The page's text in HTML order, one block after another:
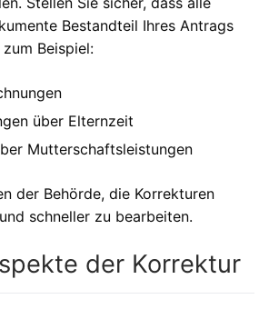
Bestandteil Ihres Antrags
Beispiel:
über Elternzeit
Mutterschaftsleistungen
der Behörde, die Korrekturen
schneller zu bearbeiten.
der Korrektur